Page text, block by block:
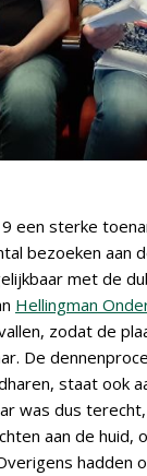
een sterke
bezoeken aan
met de
Hellingman
zodat de
De
staat ook
was dus
aan de huid,
hadden